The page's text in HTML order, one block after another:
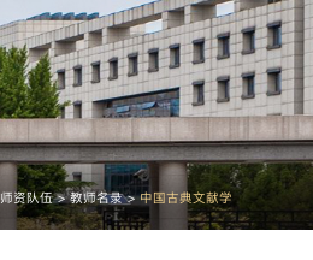
师资队伍>教师名录>中国古典文献学